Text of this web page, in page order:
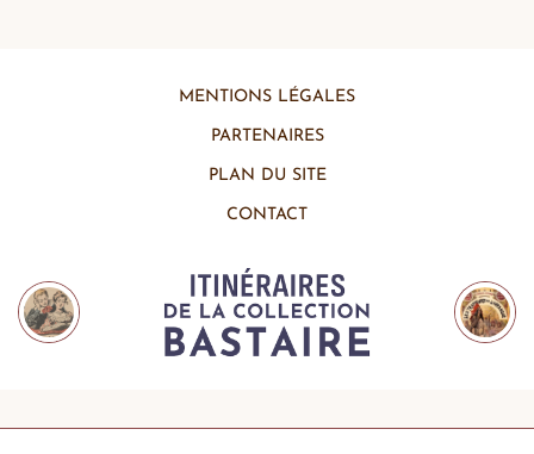
MENTIONS LÉGALES
PARTENAIRES
PLAN DU SITE
CONTACT